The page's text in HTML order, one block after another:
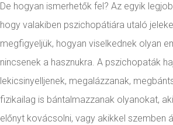
De hogyan ismerhetők fel? Az egyik
hogy valakiben pszichopátiára utaló
megfigyeljük, hogyan viselkednek olyan
nincsenek a hasznukra. A pszichopaták
lekicsinyelljenek, megalázzanak,
fizikailag is bántalmazzanak olyanokat,
előnyt kovácsolni, vagy akikkel szemben